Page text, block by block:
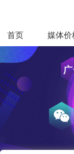
首页 媒体价